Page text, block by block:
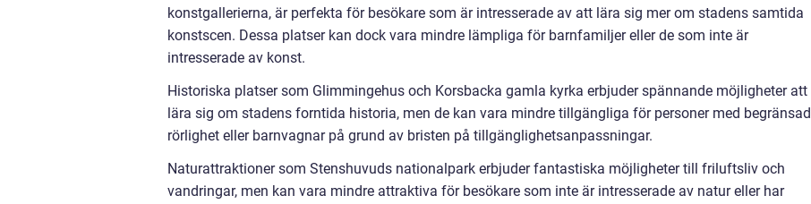
konstgallerierna, är perfekta för besökare som är intresserade av att lära sig mer om stadens samtida
konstscen. Dessa platser kan dock vara mindre lämpliga för barnfamiljer eller de som inte är
intresserade av konst.
Historiska platser som Glimmingehus och Korsbacka gamla kyrka erbjuder spännande möjligheter att
lära sig om stadens forntida historia, men de kan vara mindre tillgängliga för personer med begränsad
rörlighet eller barnvagnar på grund av bristen på tillgänglighetsanpassningar.
Naturattraktioner som Stenshuvuds nationalpark erbjuder fantastiska möjligheter till friluftsliv och
vandringar, men kan vara mindre attraktiva för besökare som inte är intresserade av natur eller har